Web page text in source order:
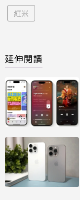
紅米
延伸閱讀